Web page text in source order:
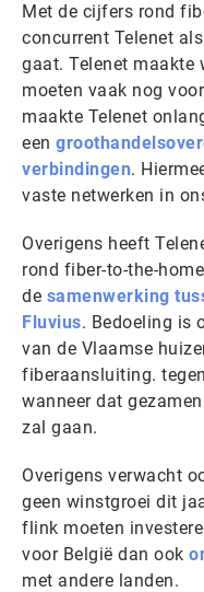
Met de cijfers rond
concurrent Telenet
gaat. Telenet maakte
moeten vaak nog
maakte Telenet
een
verbindingen.
vaste netwerken in
Overigens heeft
rond fiber-to-the-
de samenwerking
Fluvius. Bedoeling is
van de Vlaamse
fiberaansluiting.
wanneer dat
zal gaan.
Overigens verwacht
geen winstgroei dit
flink moeten
voor België dan ook
met andere landen.